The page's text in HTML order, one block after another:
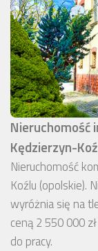
Nieruchomość
Kędzierzyn-
Nieruchomość
Koźlu (opolskie).
wyróżnia się na
ceną 2 550 000
do pracy.